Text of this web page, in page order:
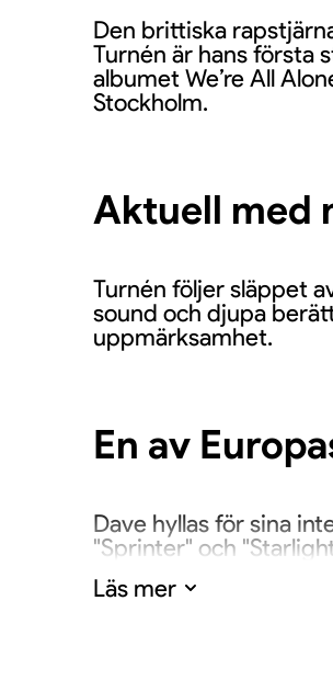
Den brittiska
Turnén är hans första
albumet We’re All
Stockholm.
Aktuell med
Turnén följer släppet
sound och djupa
uppmärksamhet.
En av
Dave hyllas för sina
"Sprinter" och
inflytelserika
Läs mer